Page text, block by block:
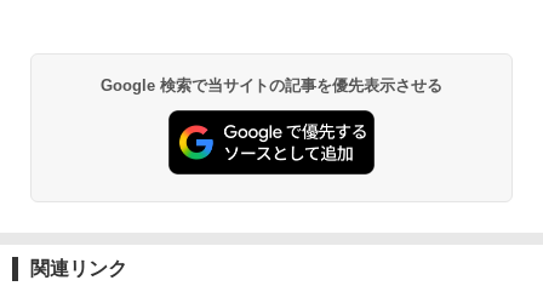
Google 検索で当サイトの記事を優先表示させる
関連リンク